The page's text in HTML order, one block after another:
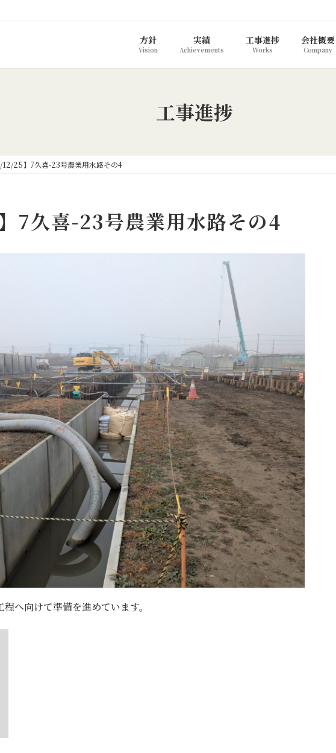
方針
Vision
実績
Achievements
工事進捗
Works
会社概要
Company
工事進捗
12/25】7久喜-23号農業用水路その4
7久喜-23号農業用水路その4
へ向けて準備を進めています。